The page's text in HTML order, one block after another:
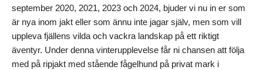
september 2020, 2021, 2023 och 2024, bjuder vi nu in er som
är nya inom jakt eller som ännu inte jagar själv, men som vill
uppleva fjällens vilda och vackra landskap på ett riktigt
äventyr. Under denna vinterupplevelse får ni chansen att följa
med på ripjakt med stående fågelhund på privat mark i